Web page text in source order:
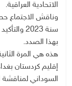
الاتحادية العراقية.
وناقش الاجتماع
سنة 2023 والتأكيد
بهذا الصدد.
هذه هي المرة
إقليم كردستان
السوداني لمناقشة